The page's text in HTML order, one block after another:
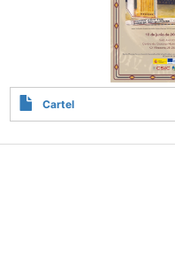
Cartel